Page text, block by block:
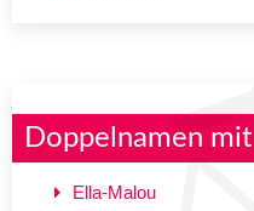
Doppelnamen
Ella-Malou